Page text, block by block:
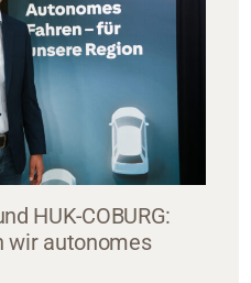
HUK-COBURG:
wir autonomes